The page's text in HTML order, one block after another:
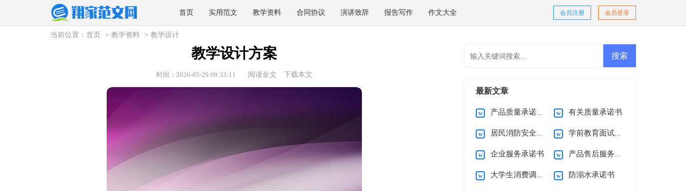
首页 实用范文 教学资料 合同协议 演讲致辞 报告写作 作文大全 会员登录
会员注册
当前位置： 首页 > 教学资料 > 教学设计
教学设计方案
时间：2026-05-29 09:33:11 阅读全文 下载本文
最新文章
产品质量承诺书15篇 有关质量承诺书
居民消防安全的承诺书 学前教育面试自我介绍
企业服务承诺书 产品售后服务承诺书(15篇)
大学生消费调查报告 防溺水承诺书